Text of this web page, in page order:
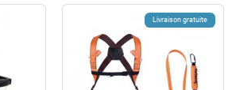
Livraison gratuite